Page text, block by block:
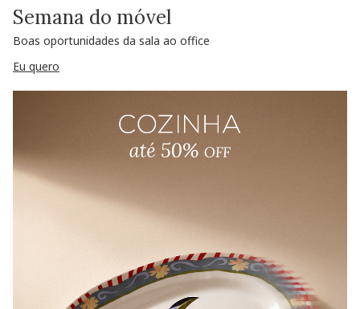
Semana do móvel
Boas oportunidades da sala ao office
Eu quero